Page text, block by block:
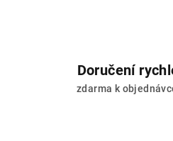
Doručení
zdarma k